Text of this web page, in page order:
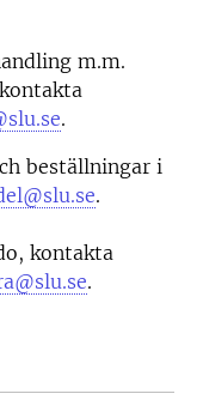
m.m.
.
beställningar i
.
kontakta
.